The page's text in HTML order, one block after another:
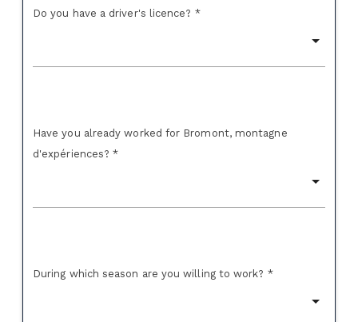
Do you have a driver's licence? *
Have you already worked for Bromont, montagne
d'expériences? *
During which season are you willing to work? *